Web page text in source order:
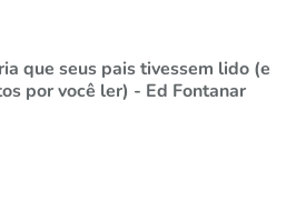
que seus pais tivessem lido (e
por você ler) - Ed Fontanar